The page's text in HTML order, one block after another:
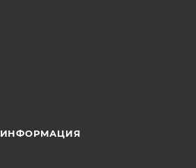
ИНФОРМАЦИЯ